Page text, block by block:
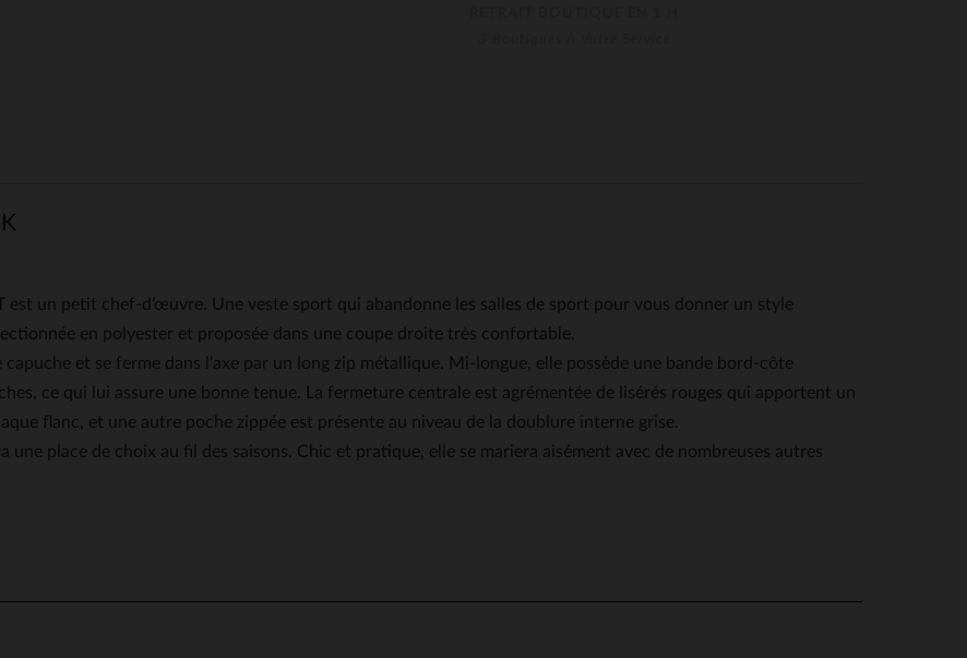
est un petit chef-d’œuvre. Une veste sport qui abandonne les salles de sport pour vous donner un style
en polyester et proposée dans une coupe droite très confortable.
et se ferme dans l’axe par un long zip métallique. Mi-longue, elle possède une bande bord-côte
ce qui lui assure une bonne tenue. La fermeture centrale est agrémentée de lisérés rouges qui apportent un
flanc, et une autre poche zippée est présente au niveau de la doublure interne grise.
place de choix au fil des saisons. Chic et pratique, elle se mariera aisément avec de nombreuses autres